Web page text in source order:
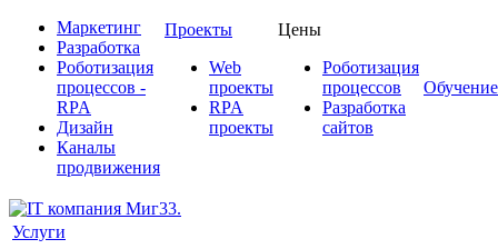
Маркетинг
Разработка
Роботизация
процессов -
RPA
Дизайн
Каналы
продвижения
Проекты
Web
проекты
RPA
проекты
Цены
Роботизация
процессов
Разработка
сайтов
Обучение
Услуги